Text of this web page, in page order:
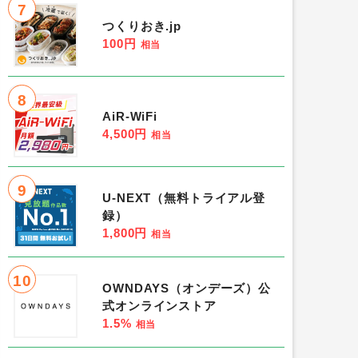
7
つくりおき.jp
100円 相当
8
AiR-WiFi
4,500円 相当
9
U-NEXT（無料トライアル登
録）
1,800円 相当
10
OWNDAYS（オンデーズ）公
式オンラインストア
1.5% 相当